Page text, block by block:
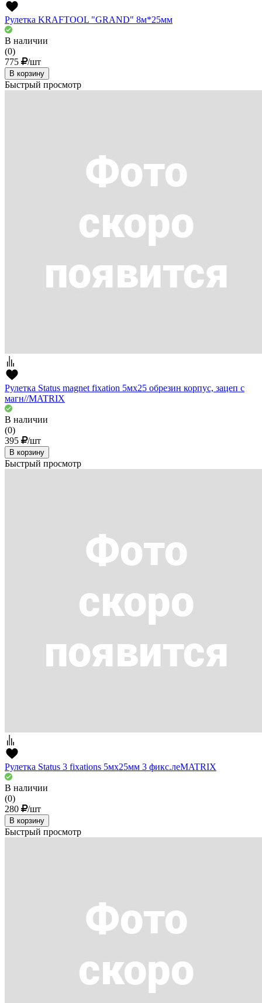
Рулетка KRAFTOOL "GRAND" 8м*25мм
В наличии
(0)
775
/шт
В корзину
Быстрый просмотр
Рулетка Status magnet fixation 5мх25 обрезин корпус, зацеп с
магн//MATRIX
В наличии
(0)
395
/шт
В корзину
Быстрый просмотр
Рулетка Status 3 fixations 5мх25мм 3 фикс.леMATRIX
В наличии
(0)
280
/шт
В корзину
Быстрый просмотр